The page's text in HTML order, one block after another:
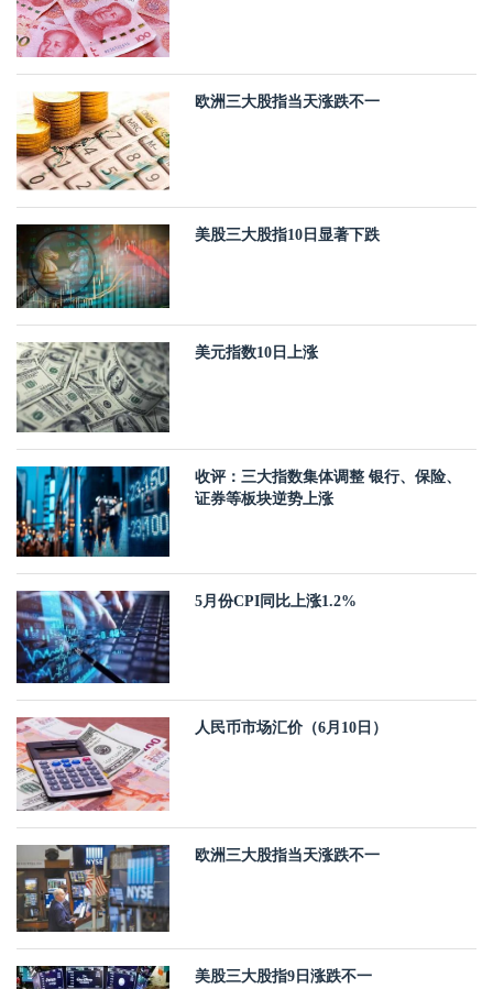
欧洲三大股指当天涨跌不一
美股三大股指10日显著下跌
美元指数10日上涨
收评：三大指数集体调整 银行、保险、
证券等板块逆势上涨
5月份CPI同比上涨1.2%
人民币市场汇价（6月10日）
欧洲三大股指当天涨跌不一
美股三大股指9日涨跌不一